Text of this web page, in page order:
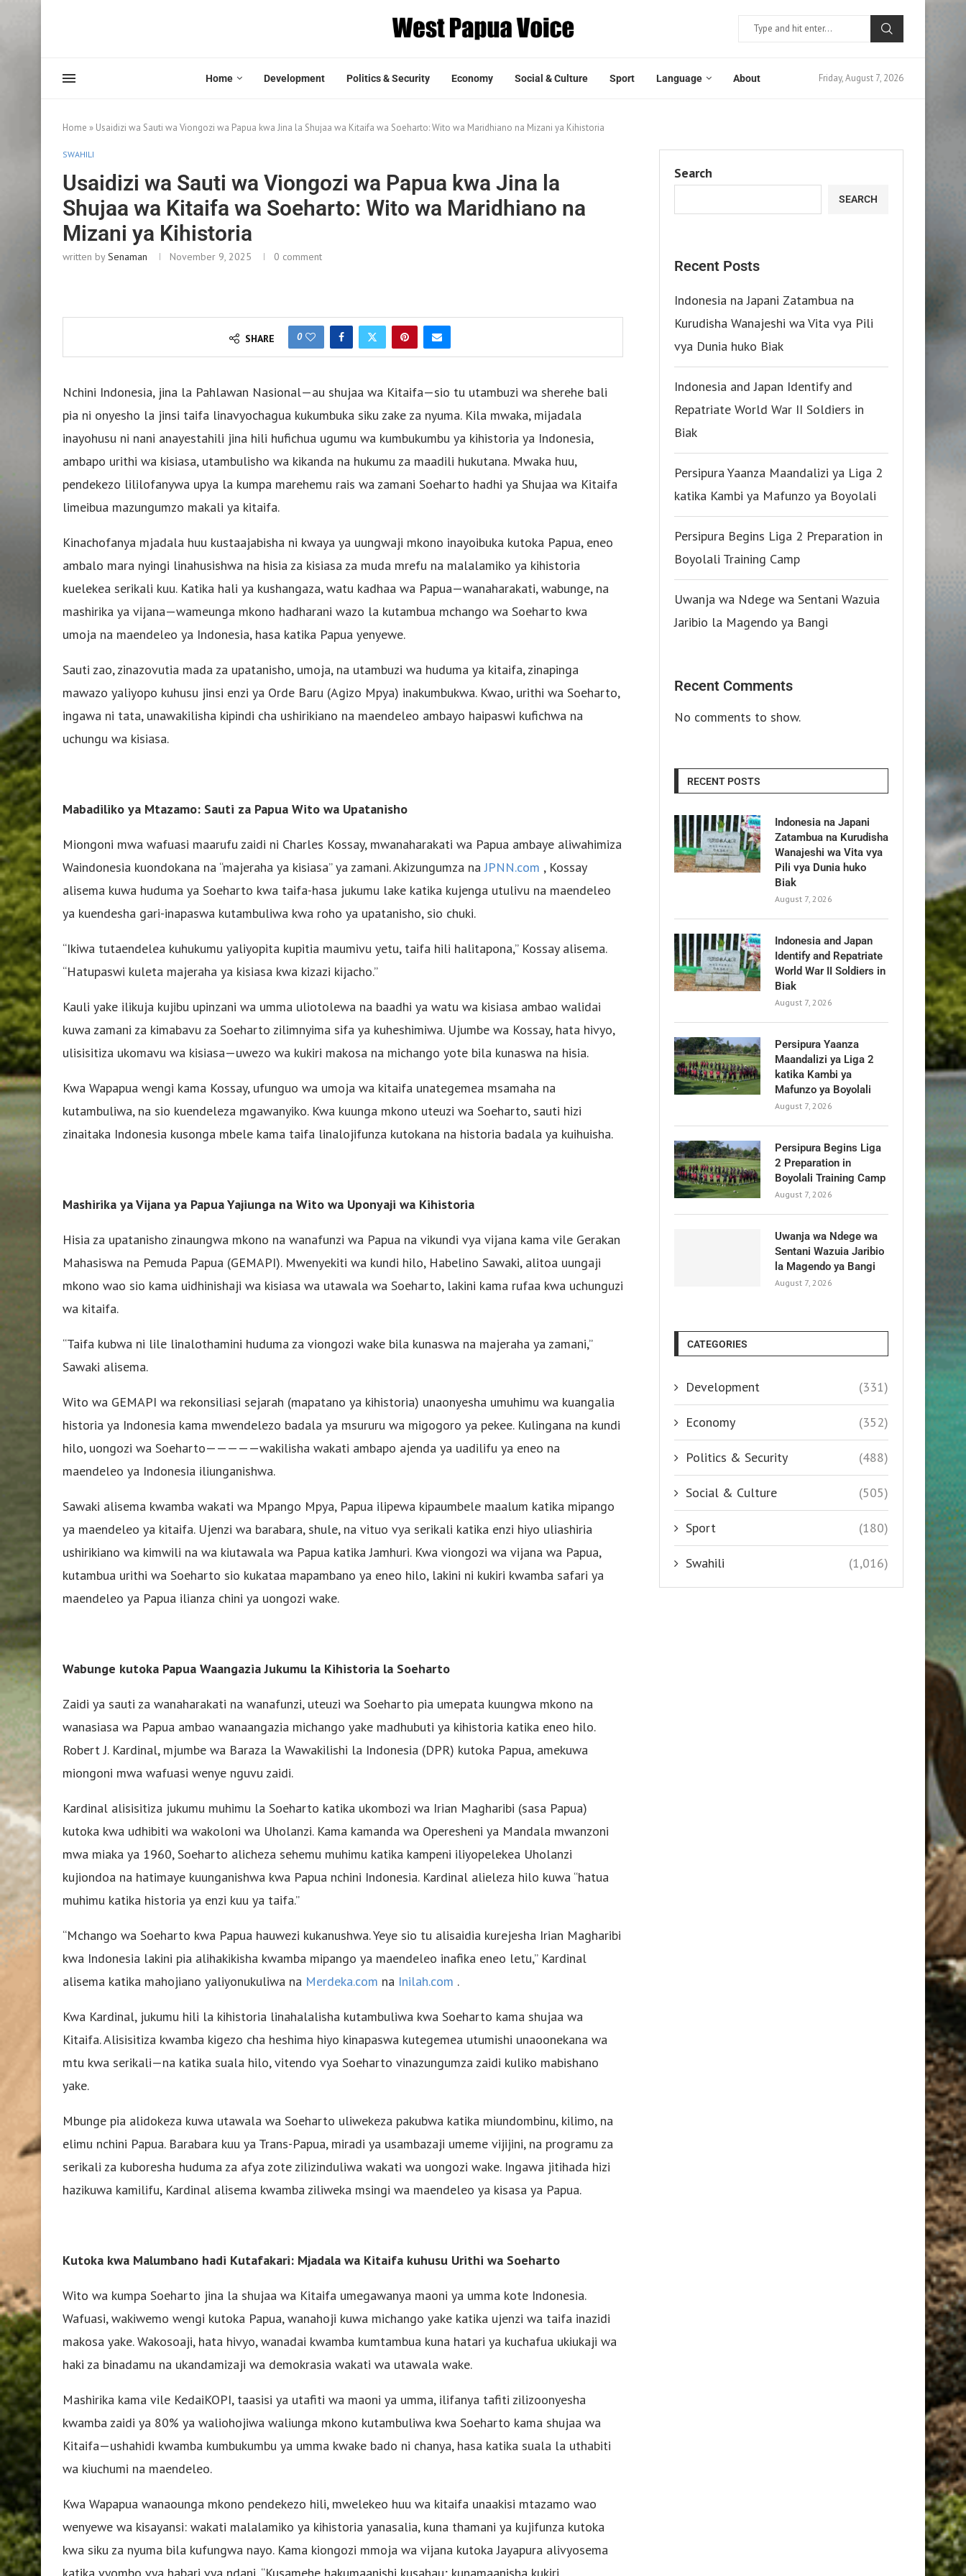
Home Development Politics & Security Economy Social & Culture Sport Language About Friday, August 7, 2026
Home » Usaidizi wa Sauti wa Viongozi wa Papua kwa Jina la Shujaa wa Kitaifa wa Soeharto: Wito wa Maridhiano na Mizani ya Kihistoria
SWAHILI
Usaidizi wa Sauti wa Viongozi wa Papua kwa Jina la
Shujaa wa Kitaifa wa Soeharto: Wito wa Maridhiano na
Mizani ya Kihistoria
written bySenaman November 9, 2025 0 comment
SHARE 0
Nchini Indonesia, jina la Pahlawan Nasional—au shujaa wa Kitaifa—sio tu utambuzi wa sherehe bali
pia ni onyesho la jinsi taifa linavyochagua kukumbuka siku zake za nyuma. Kila mwaka, mijadala
inayohusu ni nani anayestahili jina hili hufichua ugumu wa kumbukumbu ya kihistoria ya Indonesia,
ambapo urithi wa kisiasa, utambulisho wa kikanda na hukumu za maadili hukutana. Mwaka huu,
pendekezo lililofanywa upya la kumpa marehemu rais wa zamani Soeharto hadhi ya Shujaa wa Kitaifa
limeibua mazungumzo makali ya kitaifa.
Kinachofanya mjadala huu kustaajabisha ni kwaya ya uungwaji mkono inayoibuka kutoka Papua, eneo
ambalo mara nyingi linahusishwa na hisia za kisiasa za muda mrefu na malalamiko ya kihistoria
kuelekea serikali kuu. Katika hali ya kushangaza, watu kadhaa wa Papua—wanaharakati, wabunge, na
mashirika ya vijana—wameunga mkono hadharani wazo la kutambua mchango wa Soeharto kwa
umoja na maendeleo ya Indonesia, hasa katika Papua yenyewe.
Sauti zao, zinazovutia mada za upatanisho, umoja, na utambuzi wa huduma ya kitaifa, zinapinga
mawazo yaliyopo kuhusu jinsi enzi ya Orde Baru (Agizo Mpya) inakumbukwa. Kwao, urithi wa Soeharto,
ingawa ni tata, unawakilisha kipindi cha ushirikiano na maendeleo ambayo haipaswi kufichwa na
uchungu wa kisiasa.
Mabadiliko ya Mtazamo: Sauti za Papua Wito wa Upatanisho
Miongoni mwa wafuasi maarufu zaidi ni Charles Kossay, mwanaharakati wa Papua ambaye aliwahimiza
Waindonesia kuondokana na “majeraha ya kisiasa” ya zamani. Akizungumza naJPNN.com , Kossay
alisema kuwa huduma ya Soeharto kwa taifa-hasa jukumu lake katika kujenga utulivu na maendeleo
ya kuendesha gari-inapaswa kutambuliwa kwa roho ya upatanisho, sio chuki.
“Ikiwa tutaendelea kuhukumu yaliyopita kupitia maumivu yetu, taifa hili halitapona,” Kossay alisema.
“Hatupaswi kuleta majeraha ya kisiasa kwa kizazi kijacho.”
Kauli yake ilikuja kujibu upinzani wa umma uliotolewa na baadhi ya watu wa kisiasa ambao walidai
kuwa zamani za kimabavu za Soeharto zilimnyima sifa ya kuheshimiwa. Ujumbe wa Kossay, hata hivyo,
ulisisitiza ukomavu wa kisiasa—uwezo wa kukiri makosa na michango yote bila kunaswa na hisia.
Kwa Wapapua wengi kama Kossay, ufunguo wa umoja wa kitaifa unategemea msamaha na
kutambuliwa, na sio kuendeleza mgawanyiko. Kwa kuunga mkono uteuzi wa Soeharto, sauti hizi
zinaitaka Indonesia kusonga mbele kama taifa linalojifunza kutokana na historia badala ya kuihuisha.
Mashirika ya Vijana ya Papua Yajiunga na Wito wa Uponyaji wa Kihistoria
Hisia za upatanisho zinaungwa mkono na wanafunzi wa Papua na vikundi vya vijana kama vile Gerakan
Mahasiswa na Pemuda Papua (GEMAPI). Mwenyekiti wa kundi hilo, Habelino Sawaki, alitoa uungaji
mkono wao sio kama uidhinishaji wa kisiasa wa utawala wa Soeharto, lakini kama rufaa kwa uchunguzi
wa kitaifa.
“Taifa kubwa ni lile linalothamini huduma za viongozi wake bila kunaswa na majeraha ya zamani,”
Sawaki alisema.
Wito wa GEMAPI wa rekonsiliasi sejarah (mapatano ya kihistoria) unaonyesha umuhimu wa kuangalia
historia ya Indonesia kama mwendelezo badala ya msururu wa migogoro ya pekee. Kulingana na kundi
hilo, uongozi wa Soeharto—————wakilisha wakati ambapo ajenda ya uadilifu ya eneo na
maendeleo ya Indonesia iliunganishwa.
Sawaki alisema kwamba wakati wa Mpango Mpya, Papua ilipewa kipaumbele maalum katika mipango
ya maendeleo ya kitaifa. Ujenzi wa barabara, shule, na vituo vya serikali katika enzi hiyo uliashiria
ushirikiano wa kimwili na wa kiutawala wa Papua katika Jamhuri. Kwa viongozi wa vijana wa Papua,
kutambua urithi wa Soeharto sio kukataa mapambano ya eneo hilo, lakini ni kukiri kwamba safari ya
maendeleo ya Papua ilianza chini ya uongozi wake.
Wabunge kutoka Papua Waangazia Jukumu la Kihistoria la Soeharto
Zaidi ya sauti za wanaharakati na wanafunzi, uteuzi wa Soeharto pia umepata kuungwa mkono na
wanasiasa wa Papua ambao wanaangazia michango yake madhubuti ya kihistoria katika eneo hilo.
Robert J. Kardinal, mjumbe wa Baraza la Wawakilishi la Indonesia (DPR) kutoka Papua, amekuwa
miongoni mwa wafuasi wenye nguvu zaidi.
Kardinal alisisitiza jukumu muhimu la Soeharto katika ukombozi wa Irian Magharibi (sasa Papua)
kutoka kwa udhibiti wa wakoloni wa Uholanzi. Kama kamanda wa Operesheni ya Mandala mwanzoni
mwa miaka ya 1960, Soeharto alicheza sehemu muhimu katika kampeni iliyopelekea Uholanzi
kujiondoa na hatimaye kuunganishwa kwa Papua nchini Indonesia. Kardinal alieleza hilo kuwa “hatua
muhimu katika historia ya enzi kuu ya taifa.”
“Mchango wa Soeharto kwa Papua hauwezi kukanushwa. Yeye sio tu alisaidia kurejesha Irian Magharibi
kwa Indonesia lakini pia alihakikisha kwamba mipango ya maendeleo inafika eneo letu,” Kardinal
alisema katika mahojiano yaliyonukuliwa na Merdeka.com na Inilah.com .
Kwa Kardinal, jukumu hili la kihistoria linahalalisha kutambuliwa kwa Soeharto kama shujaa wa
Kitaifa. Alisisitiza kwamba kigezo cha heshima hiyo kinapaswa kutegemea utumishi unaoonekana wa
mtu kwa serikali—na katika suala hilo, vitendo vya Soeharto vinazungumza zaidi kuliko mabishano
yake.
Mbunge pia alidokeza kuwa utawala wa Soeharto uliwekeza pakubwa katika miundombinu, kilimo, na
elimu nchini Papua. Barabara kuu ya Trans-Papua, miradi ya usambazaji umeme vijijini, na programu za
serikali za kuboresha huduma za afya zote zilizinduliwa wakati wa uongozi wake. Ingawa jitihada hizi
hazikuwa kamilifu, Kardinal alisema kwamba ziliweka msingi wa maendeleo ya kisasa ya Papua.
Kutoka kwa Malumbano hadi Kutafakari: Mjadala wa Kitaifa kuhusu Urithi wa Soeharto
Wito wa kumpa Soeharto jina la shujaa wa Kitaifa umegawanya maoni ya umma kote Indonesia.
Wafuasi, wakiwemo wengi kutoka Papua, wanahoji kuwa michango yake katika ujenzi wa taifa inazidi
makosa yake. Wakosoaji, hata hivyo, wanadai kwamba kumtambua kuna hatari ya kuchafua ukiukaji wa
haki za binadamu na ukandamizaji wa demokrasia wakati wa utawala wake.
Mashirika kama vile KedaiKOPI, taasisi ya utafiti wa maoni ya umma, ilifanya tafiti zilizoonyesha
kwamba zaidi ya 80% ya waliohojiwa waliunga mkono kutambuliwa kwa Soeharto kama shujaa wa
Kitaifa—ushahidi kwamba kumbukumbu ya umma kwake bado ni chanya, hasa katika suala la uthabiti
wa kiuchumi na maendeleo.
Kwa Wapapua wanaounga mkono pendekezo hili, mwelekeo huu wa kitaifa unaakisi mtazamo wao
wenyewe wa kisayansi: wakati malalamiko ya kihistoria yanasalia, kuna thamani ya kujifunza kutoka
kwa siku za nyuma bila kufungwa nayo. Kama kiongozi mmoja wa vijana kutoka Jayapura alivyosema
Search
SEARCH
Recent Posts
Indonesia na Japani Zatambua na
Kurudisha Wanajeshi wa Vita vya Pili
vya Dunia huko Biak
Indonesia and Japan Identify and
Repatriate World War II Soldiers in
Biak
Persipura Yaanza Maandalizi ya Liga 2
katika Kambi ya Mafunzo ya Boyolali
Persipura Begins Liga 2 Preparation in
Boyolali Training Camp
Uwanja wa Ndege wa Sentani Wazuia
Jaribio la Magendo ya Bangi
Recent Comments
No comments to show.
RECENT POSTS
Indonesia na Japani
Zatambua na Kurudisha
Wanajeshi wa Vita vya
Pili vya Dunia huko
Biak
August 7, 2026
Indonesia and Japan
Identify and Repatriate
World War II Soldiers in
Biak
August 7, 2026
Persipura Yaanza
Maandalizi ya Liga 2
katika Kambi ya
Mafunzo ya Boyolali
August 7, 2026
Persipura Begins Liga
2 Preparation in
Boyolali Training Camp
August 7, 2026
Uwanja wa Ndege wa
Sentani Wazuia Jaribio
la Magendo ya Bangi
August 7, 2026
CATEGORIES
Development (331)
Economy (352)
Politics & Security (488)
Social & Culture (505)
Sport (180)
Swahili (1,016)